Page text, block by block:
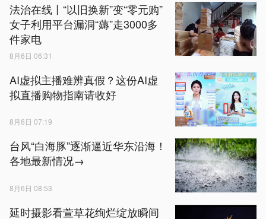
法治在线丨“以旧换新”变“零元购”
女子利用平台漏洞“薅”走3000多
件家电
8月6日 06:31
AI虚拟主播难辨真假？这份AI虚
拟直播购物指南请收好
8月6日 07:19
台风“白海豚”逐渐逼近华东沿海！
各地最新情况→
8月6日 08:53
延时摄影看萱草花绚烂绽放瞬间